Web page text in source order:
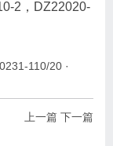
2，DZ22020-
110/20 ·
上一篇 下一篇